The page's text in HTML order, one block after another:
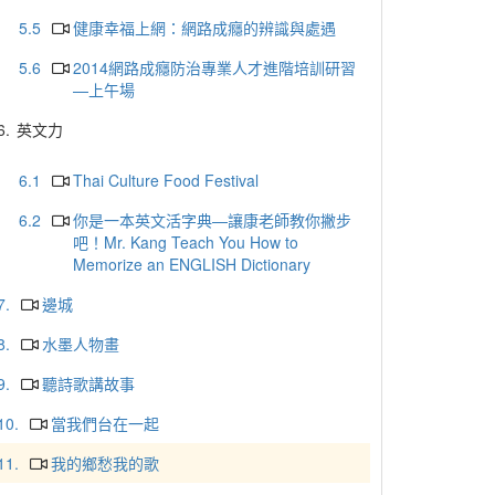
5.5
健康幸福上網：網路成癮的辨識與處遇
5.6
2014網路成癮防治專業人才進階培訓研習
—上午場
英文力
6.1
Thai Culture Food Festival
6.2
你是一本英文活字典—讓康老師教你撇步
吧！Mr. Kang Teach You How to
Memorize an ENGLISH Dictionary
邊城
水墨人物畫
聽詩歌講故事
當我們台在一起
我的鄉愁我的歌